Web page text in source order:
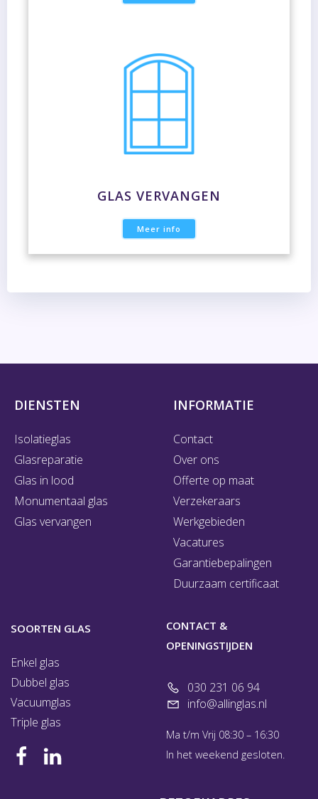
GLAS VERVANGEN
Meer info
DIENSTEN
Isolatieglas
Glasreparatie
Glas in lood
Monumentaal glas
Glas vervangen
INFORMATIE
Contact
Over ons
Offerte op maat
Verzekeraars
Werkgebieden
Vacatures
Garantiebepalingen
Duurzaam certificaat
SOORTEN GLAS
Enkel glas
Dubbel glas
Vacuumglas
Triple glas
CONTACT &
OPENINGSTIJDEN
030 231 06 94
info@allinglas.nl
Ma t/m Vrij 08:30 – 16:30
In het weekend gesloten.